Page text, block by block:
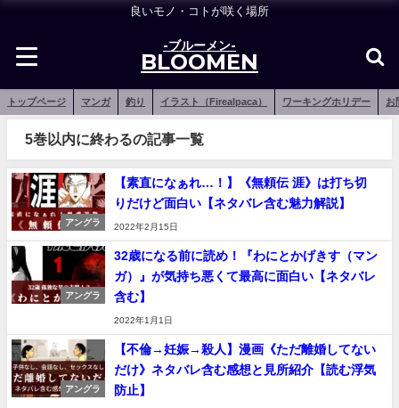
良いモノ・コトが咲く場所
-ブルーメン-
BLOOMEN
トップページ マンガ 釣り イラスト（Firealpaca） ワーキングホリデー お
5巻以内に終わるの記事一覧
アングラ
【素直になぁれ…！】《無頼伝 涯》は打ち切
りだけど面白い【ネタバレ含む魅力解説】
2022年2月15日
アングラ
32歳になる前に読め！『わにとかげきす（マン
ガ）』が気持ち悪くて最高に面白い【ネタバレ
含む】
2022年1月1日
アングラ
【不倫→妊娠→殺人】漫画《ただ離婚してない
だけ》ネタバレ含む感想と見所紹介【読む浮気
防止】